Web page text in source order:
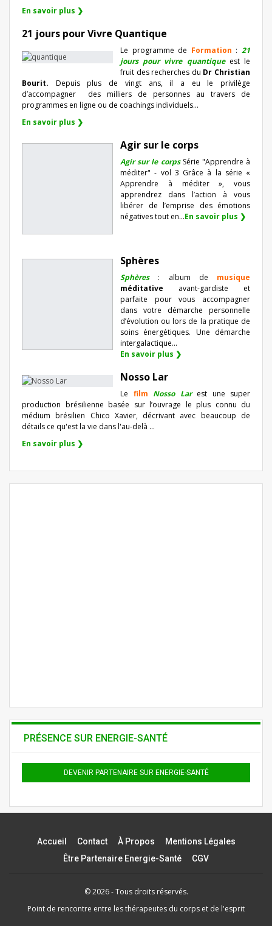
En savoir plus ❯
21 jours pour Vivre Quantique
Le programme de Formation :21
jours pour vivre quantiqueest le
fruit des recherches du Dr Christian
Bourit. Depuis plus de vingt ans, il a eu le privilège
d’accompagner
des milliers de personnes au travers de
programmes en ligne ou de coachings individuels…
En savoir plus ❯
Agir sur le corps
Agir sur le corpsSérie "Apprendre à
méditer" - vol 3 Grâce à la série «
Apprendre à méditer », vous
apprendrez dans l’action à vous
libérer de l’emprise des émotions
négatives tout en...En savoir plus ❯
Sphères
Sphères: album de musique
méditative avant-gardiste et
parfaite pour vous accompagner
dans votre démarche personnelle
d’évolution ou lors de la pratique de
soins énergétiques. Une démarche
intergalactique...
En savoir plus ❯
Nosso Lar
Le film Nosso Lar est une super
production brésilienne basée sur l’ouvrage le plus connu du
médium brésilien Chico Xavier, décrivant avec beaucoup de
détails ce qu'est la vie dans l'au-delà ...
En savoir plus ❯
PRÉSENCE SUR ENERGIE-SANTÉ
DEVENIR PARTENAIRE SUR ENERGIE-SANTÉ
Accueil Contact À Propos
Mentions Légales
Être Partenaire Energie-Santé
CGV
© 2026 - Tous droits réservés.
Point de rencontre entre les thérapeutes du corps et de l'esprit